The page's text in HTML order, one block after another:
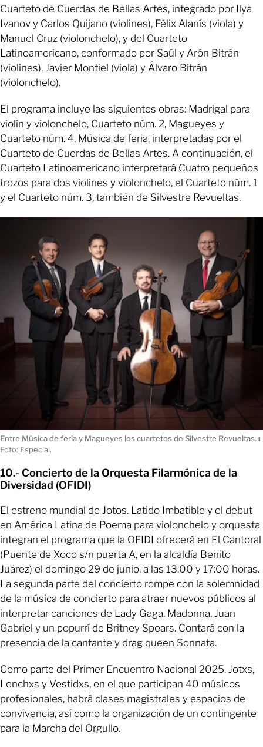
Cuarteto de Cuerdas de Bellas Artes, integrado por Ilya
Ivanov y Carlos Quijano (violines), Félix Alanís (viola) y
Manuel Cruz (violonchelo), y del Cuarteto
Latinoamericano, conformado por Saúl y Arón Bitrán
(violines), Javier Montiel (viola) y Álvaro Bitrán
(violonchelo).
El programa incluye las siguientes obras: Madrigal para
violín y violonchelo, Cuarteto núm. 2, Magueyes y
Cuarteto núm. 4, Música de feria, interpretadas por el
Cuarteto de Cuerdas de Bellas Artes. A continuación, el
Cuarteto Latinoamericano interpretará Cuatro pequeños
trozos para dos violines y violonchelo, el Cuarteto núm. 1
y el Cuarteto núm. 3, también de Silvestre Revueltas.
Entre Música de feria y Magueyes los cuartetos de Silvestre Revueltas.ı
Foto: Especial.
10.- Concierto de la Orquesta Filarmónica de la
Diversidad (OFIDI)
El estreno mundial de Jotos. Latido Imbatible y el debut
en América Latina de Poema para violonchelo y orquesta
integran el programa que la OFIDI ofrecerá en El Cantoral
(Puente de Xoco s/n puerta A, en la alcaldía Benito
Juárez) el domingo 29 de junio, a las 13:00 y 17:00 horas.
La segunda parte del concierto rompe con la solemnidad
de la música de concierto para atraer nuevos públicos al
interpretar canciones de Lady Gaga, Madonna, Juan
Gabriel y un popurrí de Britney Spears. Contará con la
presencia de la cantante y drag queen Sonnata.
Como parte del Primer Encuentro Nacional 2025. Jotxs,
Lenchxs y Vestidxs, en el que participan 40 músicos
profesionales, habrá clases magistrales y espacios de
convivencia, así como la organización de un contingente
para la Marcha del Orgullo.